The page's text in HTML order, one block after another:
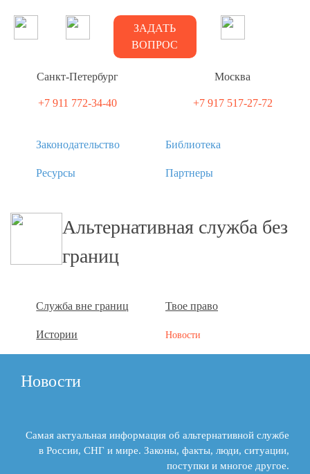
Законодательство Библиотека
Ресурсы Партнеры
Альтернативная служба без
границ
Служба вне границ Твое право
Истории Новости
ЗАДАТЬ
ВОПРОС
Санкт-Петербург
+7 911 772-34-40
Москва
+7 917 517-27-72
Новости
Самая актуальная информация об альтернативной службе
в России, СНГ и мире. Законы, факты, люди, ситуации,
поступки и многое другое.